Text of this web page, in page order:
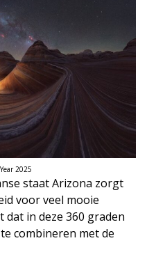
2025
staat Arizona zorgt
voor veel mooie
dat in deze 360 graden
combineren met de